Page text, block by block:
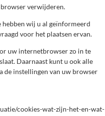
browser verwijderen.
hebben wij u al geïnformeerd
voor het plaatsen ervan.
uw internetbrowser zo in te
Daarnaast kunt u ook alle
de instellingen van uw browser
cookies-wat-zijn-het-en-wat-